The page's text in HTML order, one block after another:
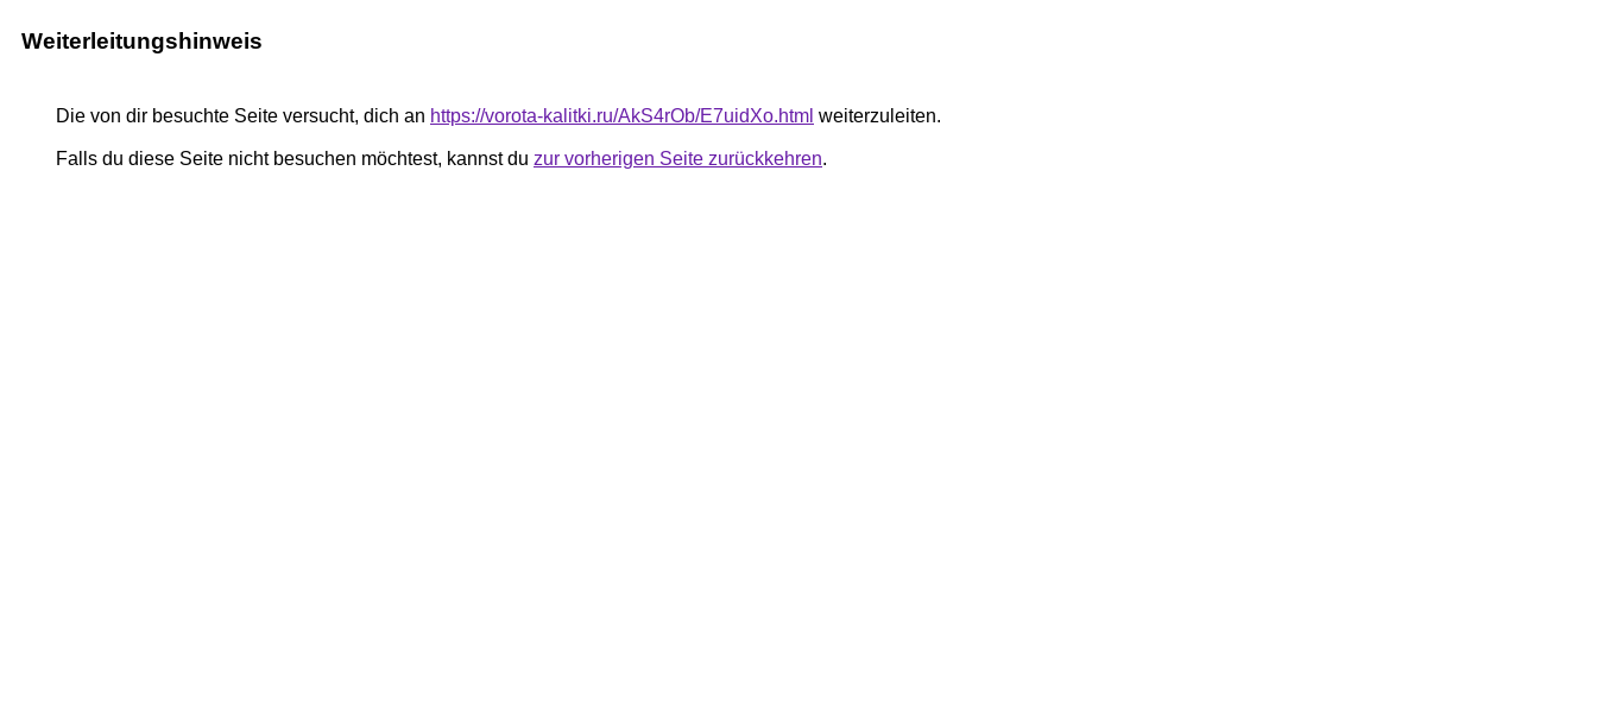
Weiterleitungshinweis
Die von dir besuchte Seite versucht, dich an https://vorota-kalitki.ru/AkS4rOb/E7uidXo.html weiterzuleiten.
Falls du diese Seite nicht besuchen möchtest, kannst du zur vorherigen Seite zurückkehren.